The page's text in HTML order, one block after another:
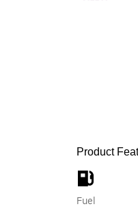
Product
Fuel